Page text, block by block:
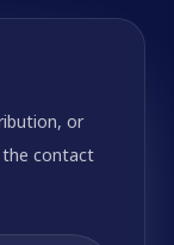
or
the contact